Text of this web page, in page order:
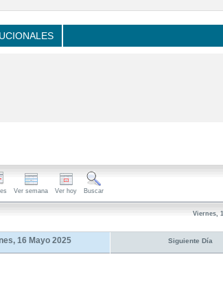
Ver semana Ver hoy Buscar
Viernes,
16 Mayo 2025 Siguiente Día